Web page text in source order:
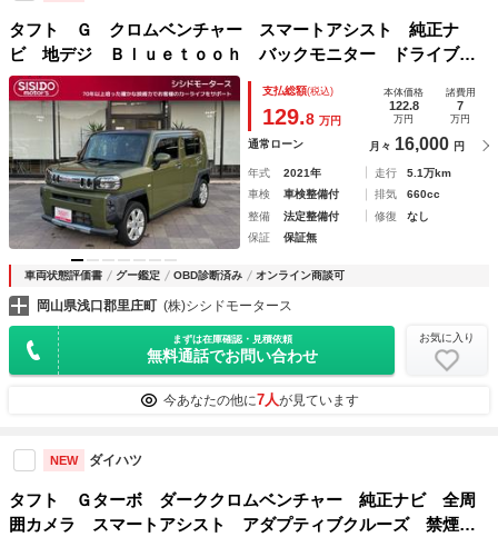
タフト Ｇ クロムベンチャー スマートアシスト 純正ナ
ビ 地デジ Ｂｌｕｅｔｏｏｈ バックモニター ドライブレ
コーダー ＥＴＣ シートヒーター ＬＥＤライト フォグラ
ンプ クリアランスソナー レーンキープアシスト ＡＢＳ
禁煙車
支払総額(税込)
129.8 万円
本体価格
122.8
万円
諸費用
7
万円
通常ローン 月々 16,000 円
年式 2021年 走行
5.1万km
車検
車検整備付 排気
660cc
整備
法定整備付 修復
なし
保証
保証無
車両状態評価書 グー鑑定 OBD診断済み オンライン商談可
岡山県浅口郡里庄町 (株)シシドモータース
まずは在庫確認・見積依頼
無料通話でお問い合わせ
お気に入り
今あなたの他に7人が見ています
NEW ダイハツ
タフト Ｇターボ ダーククロムベンチャー 純正ナビ 全周
囲カメラ スマートアシスト アダプティブクルーズ 禁煙